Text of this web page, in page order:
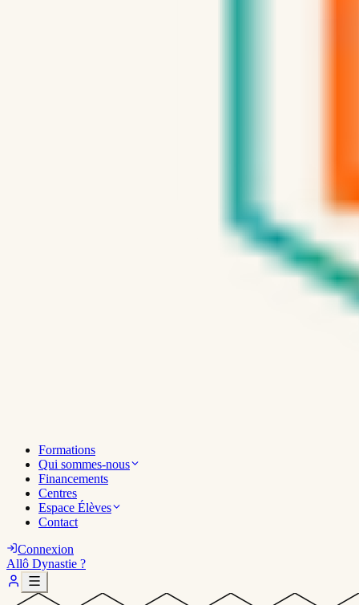
Formations
Qui sommes-nous
Financements
Centres
Espace Élèves
Contact
Connexion
Allô Dynastie ?